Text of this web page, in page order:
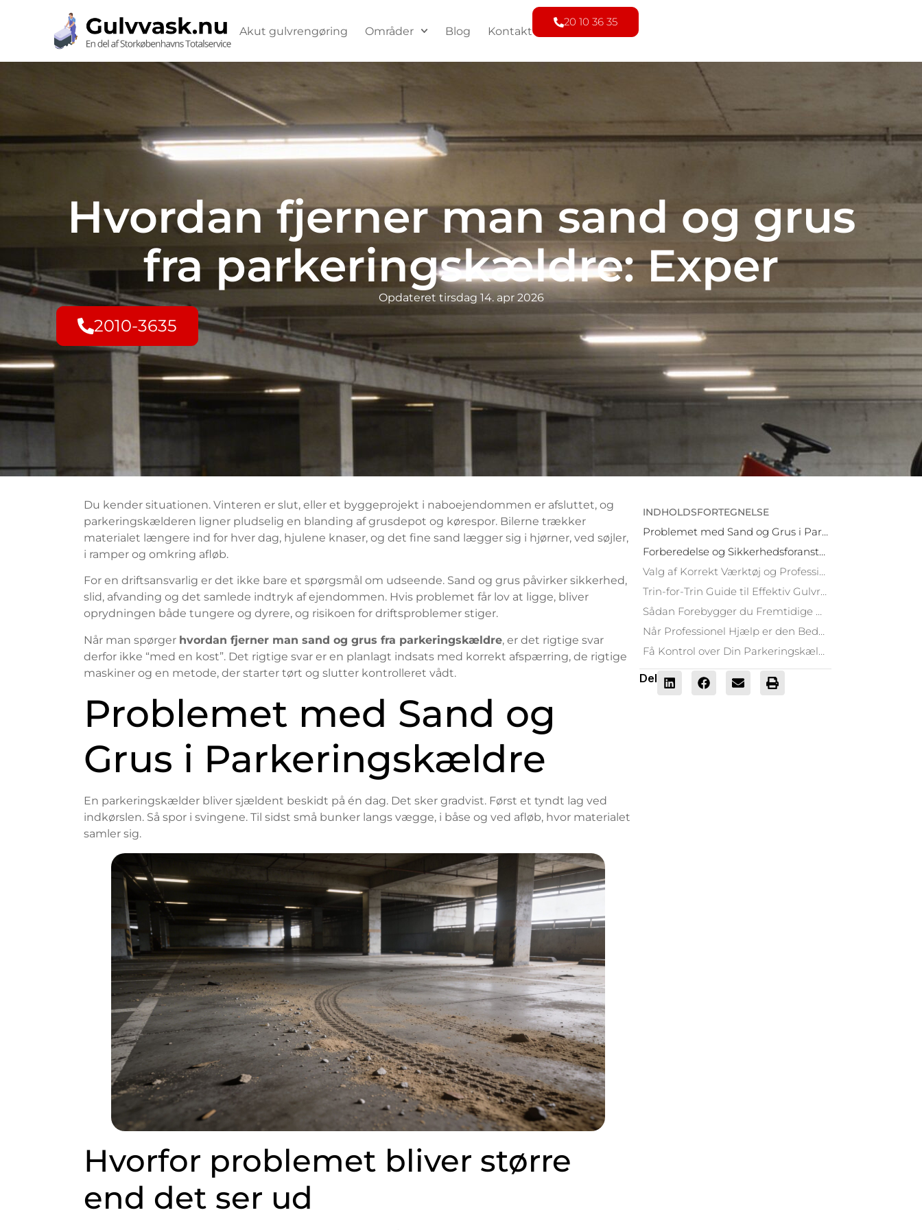
Akut gulvrengøring Områder Blog Kontakt
20 10 36 35
Hvordan fjerner man sand og grus
fra parkeringskældre: Exper
Opdateret tirsdag 14. apr 2026
2010-3635
Du kender situationen. Vinteren er slut, eller et byggeprojekt i naboejendommen er afsluttet, og
parkeringskælderen ligner pludselig en blanding af grusdepot og kørespor. Bilerne trækker
materialet længere ind for hver dag, hjulene knaser, og det fine sand lægger sig i hjørner, ved søjler,
i ramper og omkring afløb.
For en driftsansvarlig er det ikke bare et spørgsmål om udseende. Sand og grus påvirker sikkerhed,
slid, afvanding og det samlede indtryk af ejendommen. Hvis problemet får lov at ligge, bliver
oprydningen både tungere og dyrere, og risikoen for driftsproblemer stiger.
Når man spørger hvordan fjerner man sand og grus fra parkeringskældre, er det rigtige svar
derfor ikke “med en kost”. Det rigtige svar er en planlagt indsats med korrekt afspærring, de rigtige
maskiner og en metode, der starter tørt og slutter kontrolleret vådt.
Problemet med Sand og
Grus i Parkeringskældre
En parkeringskælder bliver sjældent beskidt på én dag. Det sker gradvist. Først et tyndt lag ved
indkørslen. Så spor i svingene. Til sidst små bunker langs vægge, i båse og ved afløb, hvor materialet
samler sig.
Hvorfor problemet bliver større
end det ser ud
INDHOLDSFORTEGNELSE
Problemet med Sand og Grus i Parkeringskældre
Forberedelse og Sikkerhedsforanstaltninger Før Rengøring
Valg af Korrekt Værktøj og Professionelle Maskiner
Trin-for-Trin Guide til Effektiv Gulvrengøring
Sådan Forebygger du Fremtidige Ansamlinger
Når Professionel Hjælp er den Bedste Investering
Få Kontrol over Din Parkeringskælder Igen
Del